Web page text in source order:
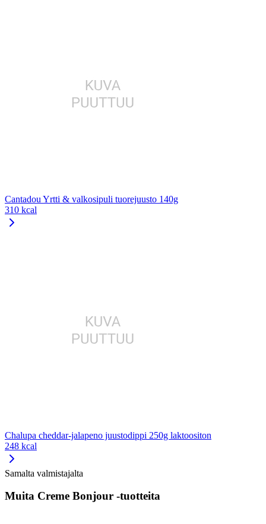
Cantadou Yrtti & valkosipuli tuorejuusto 140g
310 kcal
Chalupa cheddar-jalapeno juustodippi 250g laktoositon
248 kcal
Samalta valmistajalta
Muita Creme Bonjour -tuotteita